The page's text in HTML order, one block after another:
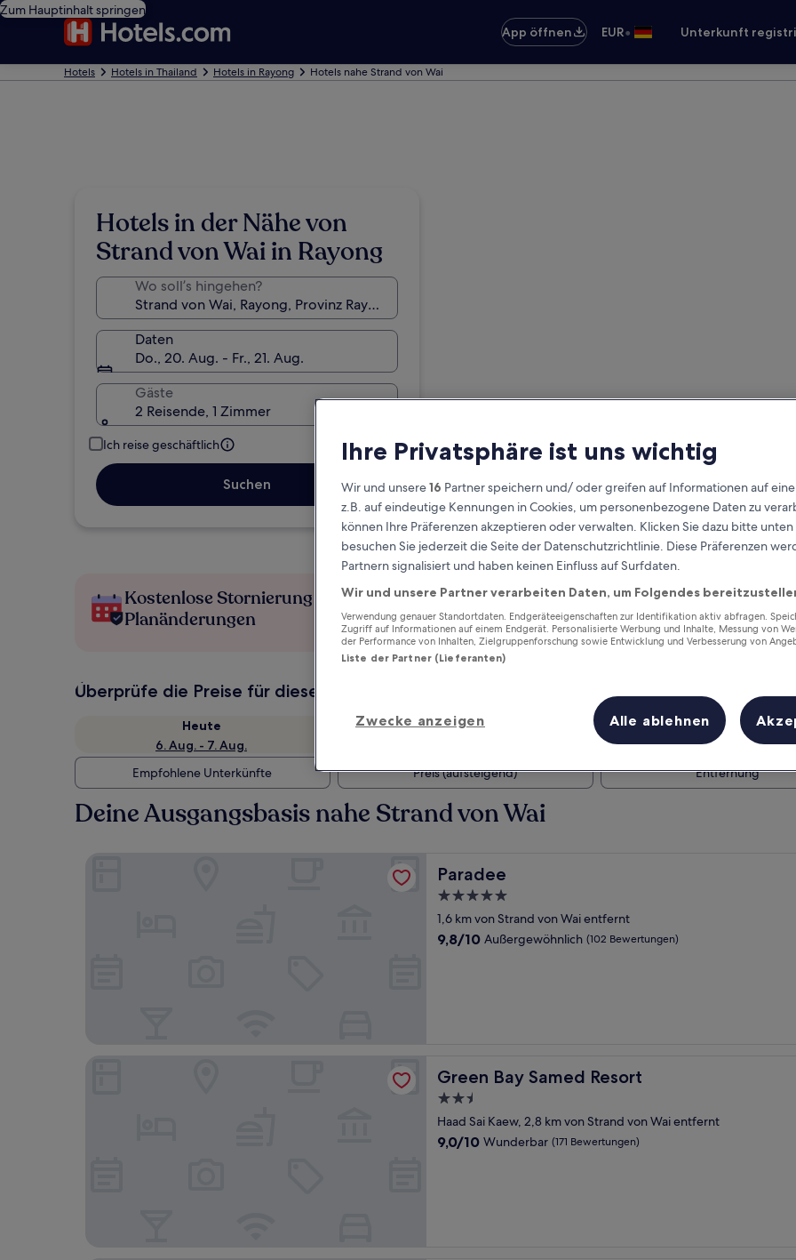
Zum Hauptinhalt springen
App öffnen
EUR• Unterkunft
Hotels Hotels in Thailand Hotels in Rayong Hotels nahe Strand von Wai
Hotels in der Nähe von
Strand von Wai in Rayong
Wo soll’s hingehen?
Daten
Do., 20. Aug. - Fr., 21. Aug.
Gäste
2 Reisende, 1 Zimmer
Ich reise geschäftlich
Suchen
Kostenlose Stornierung bei
Planänderungen
Verdiene Prämien für jede
wahrgenommene Übernachtung
Überprüfe die Preise für diese Daten
Heute
6. Aug. - 7. Aug.
Morgen
Dieses Wochenende
7. Aug. - 9. Aug.
Empfohlene Unterkünfte
Preis (aufsteigend) Entfernung
Deine Ausgangsbasis nahe Strand von Wai
Paradee
Paradee
5.0-
Sterne-
Unterkunft
1,6 km von Strand von Wai entfernt
9.8
9,8/10 Außergewöhnlich (102 Bewertungen)
Green Bay Samed Resort
Green Bay Samed Resort
2.5-
Sterne-
Unterkunft
Haad Sai Kaew, 2,8 km von Strand von Wai entfernt
9.0
9,0/10 Wunderbar (171 Bewertungen)
Ihre Privatsphäre ist uns wichtig
Wir und unsere16 Partner speichern und/ oder greifen auf Informationen auf
z.B. auf eindeutige Kennungen in Cookies, um personenbezogene Daten zu
können Ihre Präferenzen akzeptieren oder verwalten. Klicken Sie dazu bitte
besuchen Sie jederzeit die Seite der Datenschutzrichtlinie. Diese Präferenzen
Partnern signalisiert und haben keinen Einfluss auf Surfdaten.
Wir und unsere Partner verarbeiten Daten, um Folgendes
Verwendung genauer Standortdaten. Endgeräteeigenschaften zur Identifikation aktiv abfragen.
Zugriff auf Informationen auf einem Endgerät. Personalisierte Werbung und Inhalte, Messung von
der Performance von Inhalten, Zielgruppenforschung sowie Entwicklung und Verbesserung von
Liste der Partner (Lieferanten)
Zwecke anzeigen Alle ablehnen